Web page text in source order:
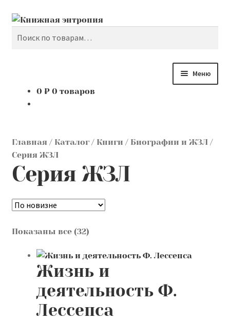
Перейти
Перейти
содержимому
Поиск
Меню
Доставка и оплата
Мы покупаем
О нас
Контакты
Лингвистика и культурология
0 ₽ 0 товаров
Главная / Каталог/ Книги / Биографии и ЖЗЛ/
Серия ЖЗЛ
Серия ЖЗЛ
Показаны все (32)Сортировка:
недавние
Жизнь и
деятельность Ф.
Лессепса